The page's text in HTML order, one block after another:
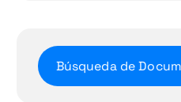
Búsqueda de